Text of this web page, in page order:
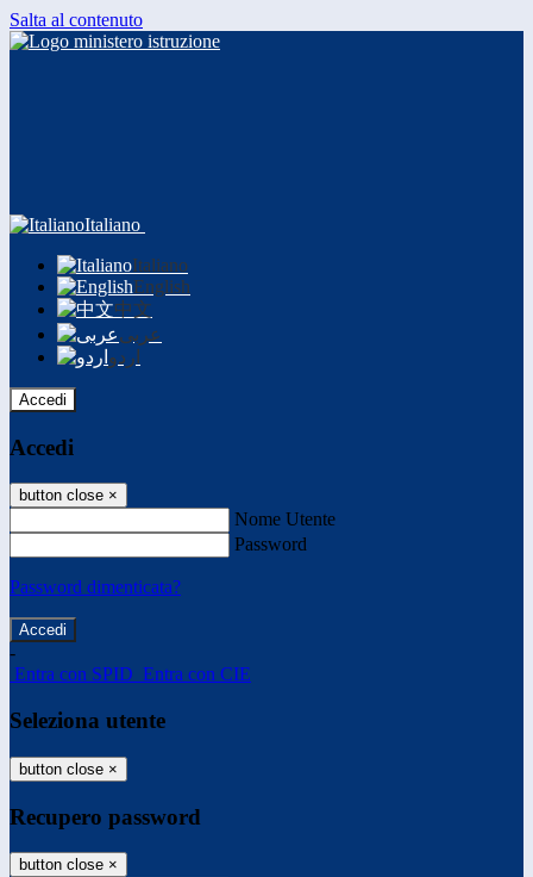
Salta al contenuto
Italiano
Italiano
English
中文
عربى
اردو
Accedi
Accedi
button close ×
Nome Utente
Password
Password dimenticata?
-
Entra con SPID Entra con CIE
Seleziona utente
button close ×
Recupero password
button close ×